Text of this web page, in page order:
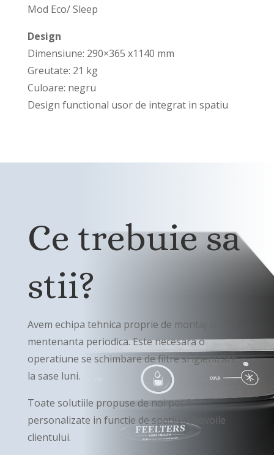
Mod Eco/ Sleep
Design
Dimensiune: 290×365 x1140 mm
Greutate: 21 kg
Culoare: negru
Design functional usor de integrat in spatiu
Ce trebuie sa
stii?
Avem echipa tehnica proprie de montaj si
mentenanta periodica. Este necesara o
operatiune se schimbare de filtre si igienizare
la sase luni.
Toate solutiile propuse de noi pot fi
personalizate in functie de spatiu si nevoile
clientului.